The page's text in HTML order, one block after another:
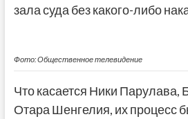
зала суда без какого-либо
Фото: Общественное телевидение
Что касается Ники
Отара Шенгелия, их процесс